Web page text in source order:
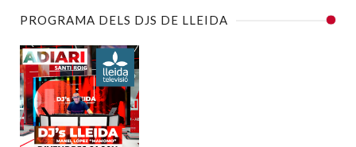
PROGRAMA DELS DJS DE LLEIDA